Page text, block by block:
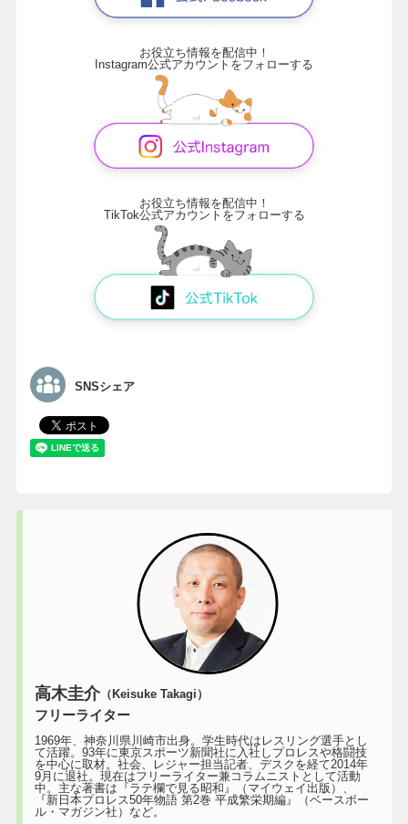
お役立ち情報を配信中！
Instagram公式アカウントをフォローする
お役立ち情報を配信中！
TikTok公式アカウントをフォローする
SNSシェア
高木圭介（Keisuke Takagi）
フリーライター
1969年、神奈川県川崎市出身。学生時代はレスリング選手とし
て活躍。93年に東京スポーツ新聞社に入社しプロレスや格闘技
を中心に取材。社会、レジャー担当記者、デスクを経て2014年
9月に退社。現在はフリーライター兼コラムニストとして活動
中。主な著書は『ラテ欄で見る昭和』（マイウェイ出版）、
『新日本プロレス50年物語 第2巻 平成繁栄期編』（ベースボー
ル・マガジン社）など。